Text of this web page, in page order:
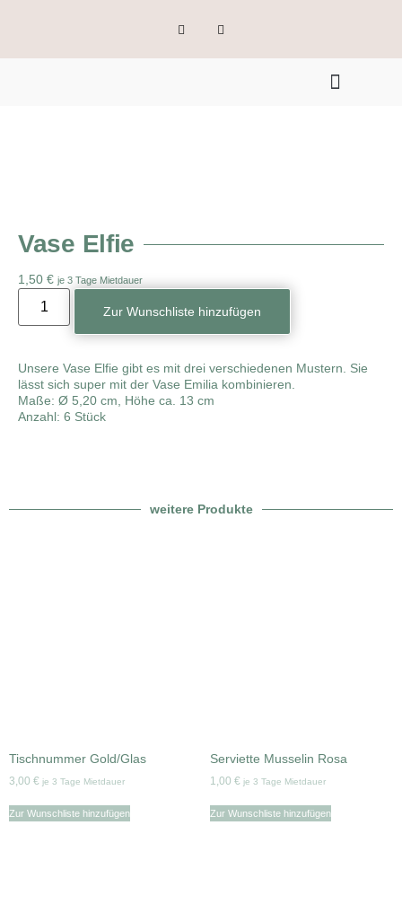
Vase Elfie
1,50 € je 3 Tage Mietdauer
Zur Wunschliste hinzufügen
Unsere Vase Elfie gibt es mit drei verschiedenen Mustern. Sie
lässt sich super mit der Vase Emilia kombinieren.
Maße: Ø 5,20 cm, Höhe ca. 13 cm
Anzahl: 6 Stück
weitere Produkte
Tischnummer Gold/Glas
3,00 € je 3 Tage Mietdauer
Zur Wunschliste hinzufügen
Serviette Musselin Rosa
1,00 € je 3 Tage Mietdauer
Zur Wunschliste hinzufügen